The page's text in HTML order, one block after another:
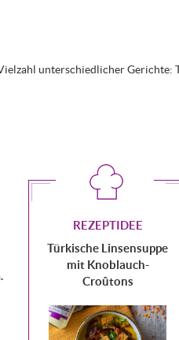
unterschiedlicher Gerichte:
REZEPTIDEE
Türkische Linsensuppe
mit Knoblauch-
Croûtons